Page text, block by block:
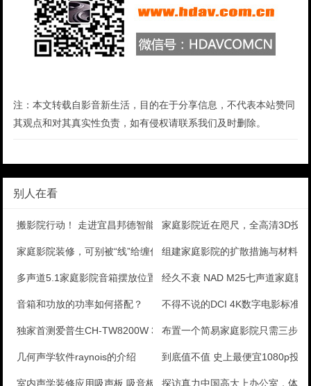
注：本文转载自影音新生活，目的在于分享信息，不代表本站赞同
其观点和对其真实性负责，如有侵权请联系我们及时删除。
别人在看
搬影院行动！ 走进宜昌邦德智能影音体验馆家庭影院近在咫尺，全高清3D投
家庭影院装修，可别被“线”给缠住！组建家庭影院的扩散措施与材料分
多声道5.1家庭影院音箱摆放位置建议经久不衰 NAD M25七声道家庭影
音箱和功放的功率如何搭配？ 不得不说的DCI 4K数字电影标准
独家首测爱普生CH-TW8200W 3D投影机布置一个简易家庭影院只需三步
几何声学软件raynois的介绍 到底值不值 史上最便宜1080p投
室内声学装修应用吸声板 吸音板的常见错误探访真力中国高大上办公室，体